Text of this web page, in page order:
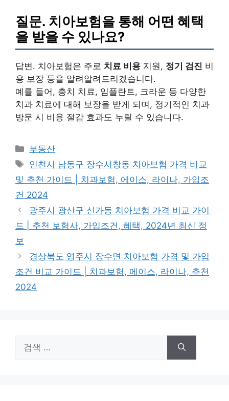
질문. 치아보험을 통해 어떤 혜택
을 받을 수 있나요?
답변. 치아보험은 주로 치료 비용 지원, 정기 검진 비
용 보장 등을 알려알려드리겠습니다.
예를 들어, 충치 치료, 임플란트, 크라운 등 다양한
치과 치료에 대해 보장을 받게 되며, 정기적인 치과
방문 시 비용 절감 효과도 누릴 수 있습니다.
카
테
리
부동산
태
그
인천시 남동구 장수서창동 치아보험 가격 비교
및 추천 가이드 | 치과보험, 에이스, 라이나, 가입조
건 2024
광주시 광산구 신가동 치아보험 가격 비교 가이
드 | 추천 보험사, 가입조건, 혜택, 2024년 최신 정
보
경상북도 영주시 장수면 치아보험 가격 및 가입
조건 비교 가이드 | 치과보험, 에이스, 라이나, 추천
2024
색: